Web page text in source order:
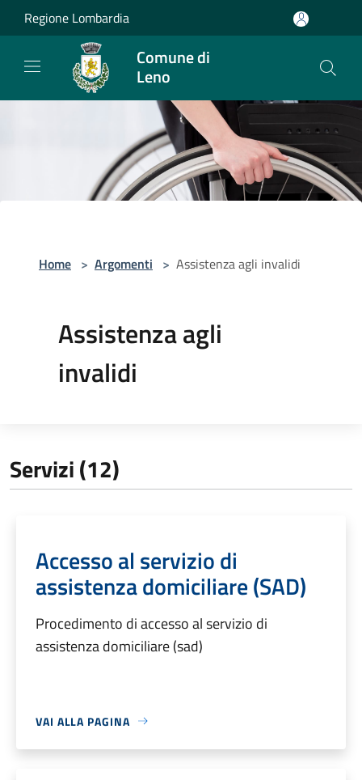
Salta al contenuto principale
Regione Lombardia
Comune di
Leno
Home > Argomenti > Assistenza agli invalidi
Assistenza agli
invalidi
Servizi (12)
Accesso al servizio di
assistenza domiciliare (SAD)
Procedimento di accesso al servizio di
assistenza domiciliare (sad)
VAI ALLA PAGINA